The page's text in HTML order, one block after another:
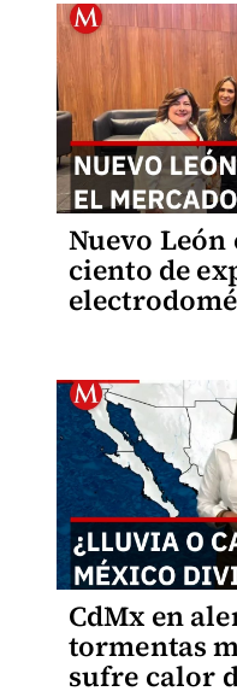
Nuevo
ciento de
CdMx en
tormentas
sufre calor